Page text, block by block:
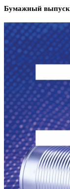
Бумажный выпуск